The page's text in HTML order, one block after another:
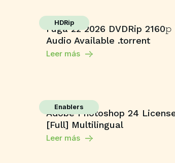
HDRip
Fuga 22 2026 DVDRip
Audio Available .torrent
Leer más
Enablers
Adobe Photoshop 24
[Full] Multilingual
Leer más